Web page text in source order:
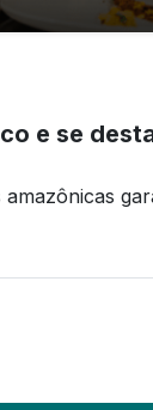
e se